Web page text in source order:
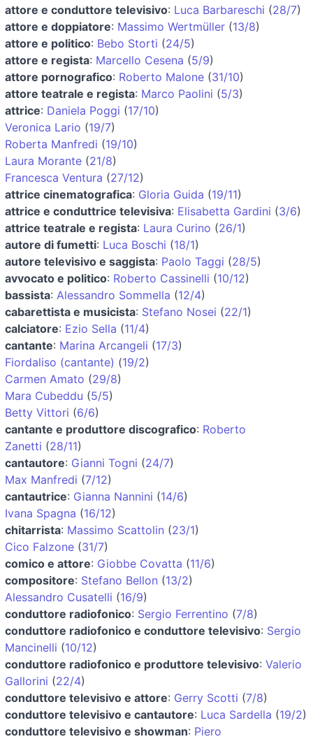
attore e conduttore televisivo: Luca Barbareschi (28/7)
attore e doppiatore: Massimo Wertmüller (13/8)
attore e politico: Bebo Storti (24/5)
attore e regista: Marcello Cesena (5/9)
attore pornografico: Roberto Malone (31/10)
attore teatrale e regista: Marco Paolini (5/3)
attrice: Daniela Poggi (17/10)
Veronica Lario (19/7)
Roberta Manfredi (19/10)
Laura Morante (21/8)
Francesca Ventura (27/12)
attrice cinematografica: Gloria Guida (19/11)
attrice e conduttrice televisiva: Elisabetta Gardini (3/6)
attrice teatrale e regista: Laura Curino (26/1)
autore di fumetti: Luca Boschi (18/1)
autore televisivo e saggista: Paolo Taggi (28/5)
avvocato e politico: Roberto Cassinelli (10/12)
bassista: Alessandro Sommella (12/4)
cabarettista e musicista: Stefano Nosei (22/1)
calciatore: Ezio Sella (11/4)
cantante: Marina Arcangeli (17/3)
Fiordaliso (cantante) (19/2)
Carmen Amato (29/8)
Mara Cubeddu (5/5)
Betty Vittori (6/6)
cantante e produttore discografico: Roberto
Zanetti (28/11)
cantautore: Gianni Togni (24/7)
Max Manfredi (7/12)
cantautrice: Gianna Nannini (14/6)
Ivana Spagna (16/12)
chitarrista: Massimo Scattolin (23/1)
Cico Falzone (31/7)
comico e attore: Giobbe Covatta (11/6)
compositore: Stefano Bellon (13/2)
Alessandro Cusatelli (16/9)
conduttore radiofonico: Sergio Ferrentino (7/8)
conduttore radiofonico e conduttore televisivo: Sergio
Mancinelli (10/12)
conduttore radiofonico e produttore televisivo: Valerio
Gallorini (22/4)
conduttore televisivo e attore: Gerry Scotti (7/8)
conduttore televisivo e cantautore: Luca Sardella (19/2)
conduttore televisivo e showman: Piero